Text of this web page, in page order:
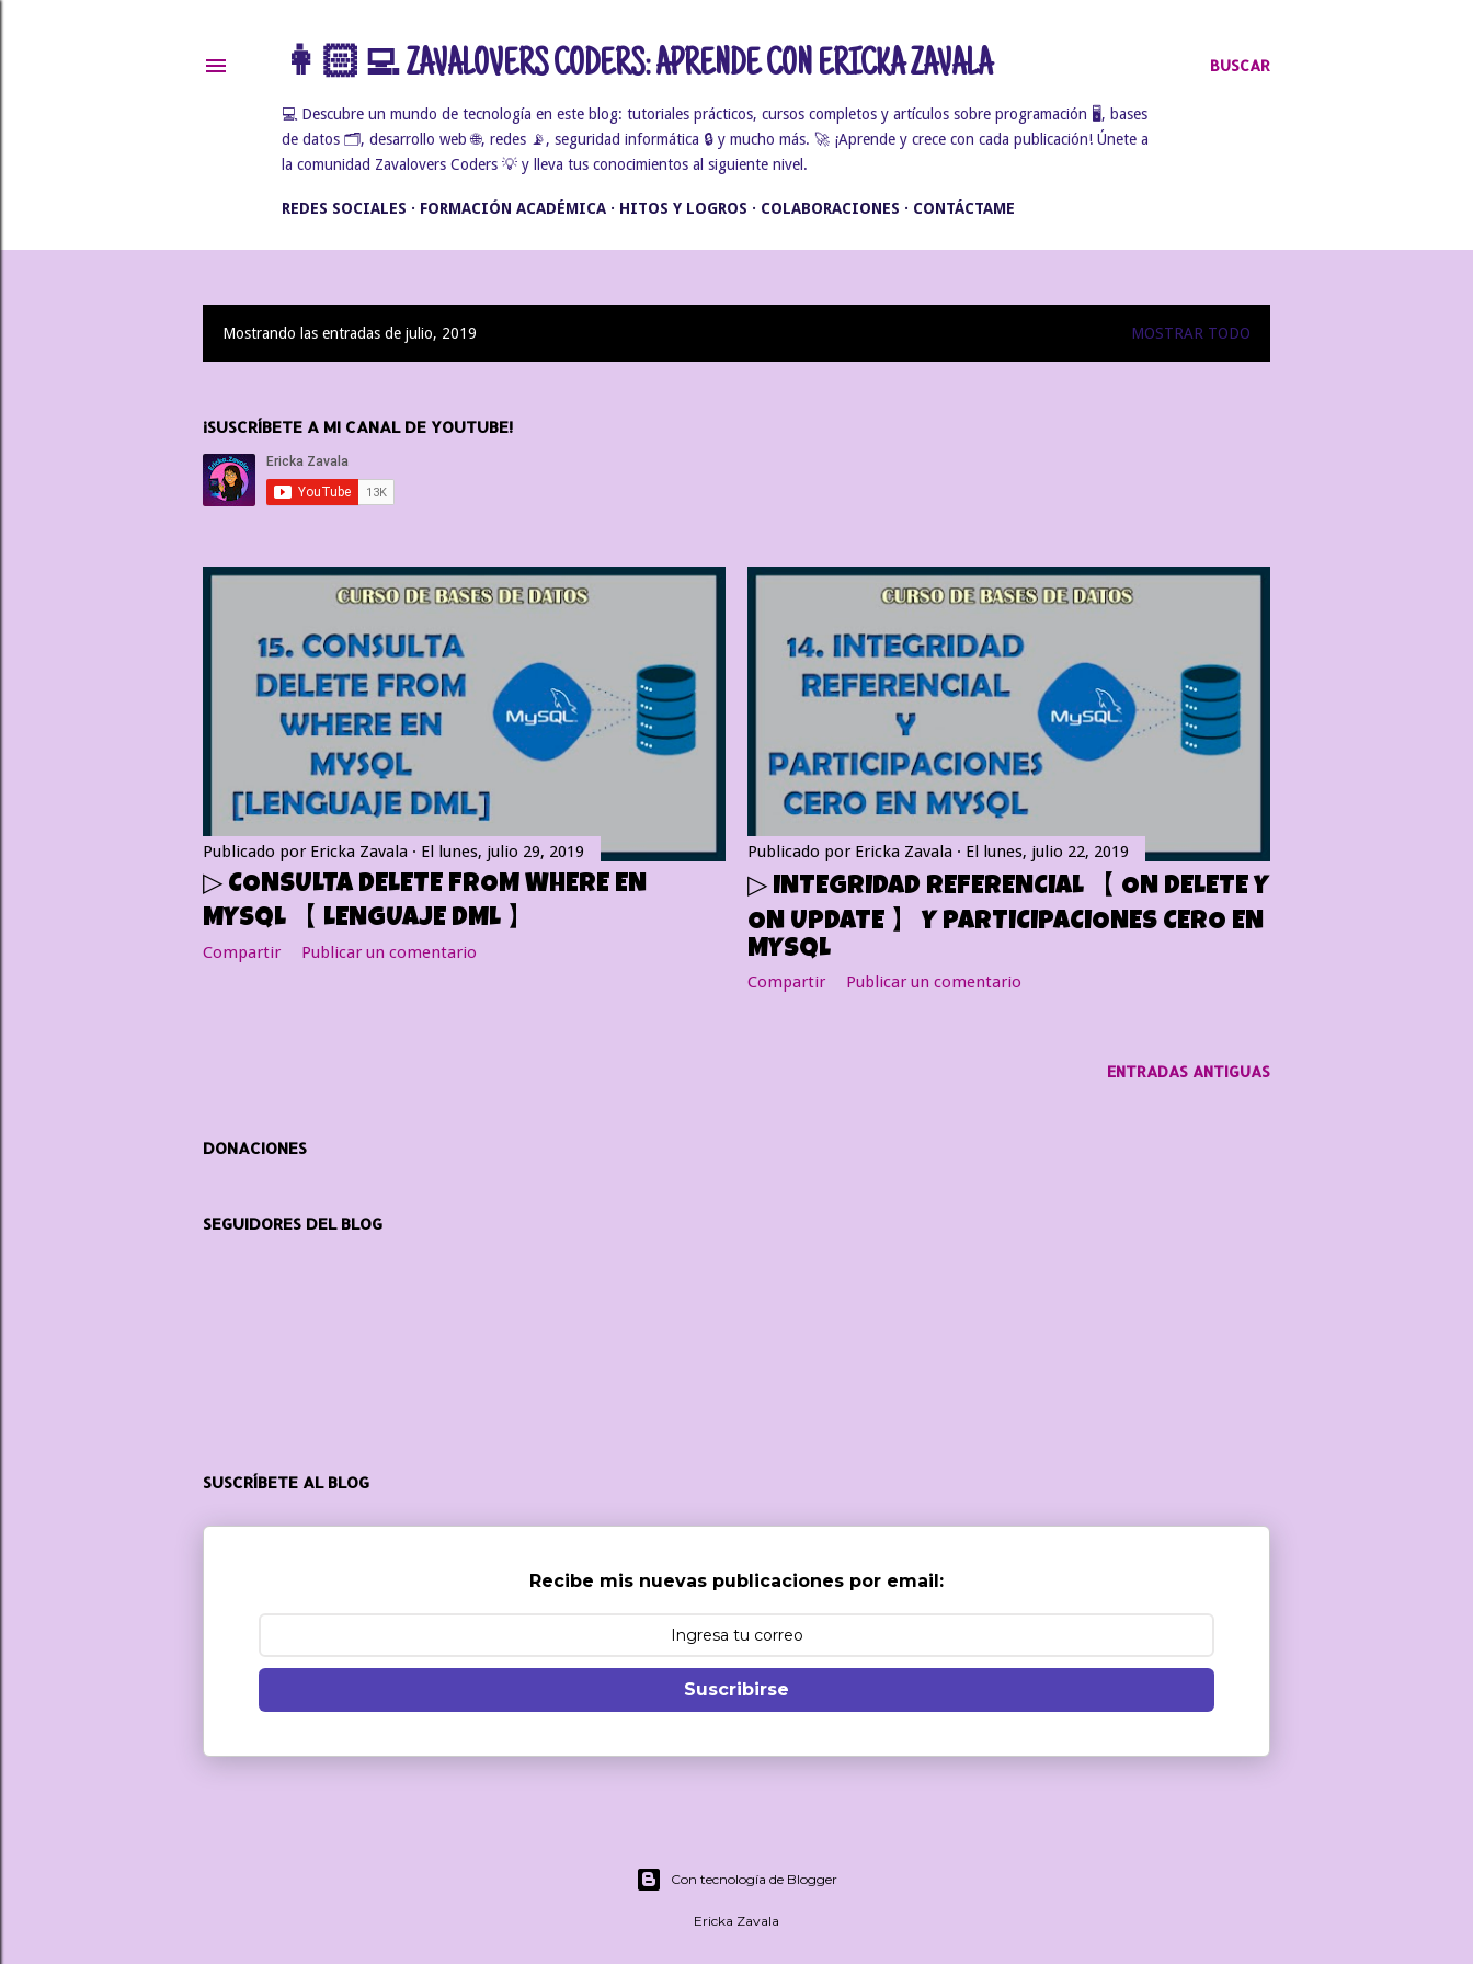
BUSCAR
👩🏻‍💻 ZAVALOVERS CODERS: APRENDE CON ERICKA ZAVALA
💻 Descubre un mundo de tecnología en este blog: tutoriales prácticos, cursos completos y artículos sobre programación 🖥️, bases
de datos 🗂️, desarrollo web 🌐, redes 📡, seguridad informática 🔒 y mucho más. 🚀 ¡Aprende y crece con cada publicación! Únete a
la comunidad Zavalovers Coders 💡 y lleva tus conocimientos al siguiente nivel.
REDES SOCIALES FORMACIÓN ACADÉMICA HITOS Y LOGROS COLABORACIONES CONTÁCTAME
E
t
r
d
Mostrando las entradas de julio, 2019 MOSTRAR TODO
¡SUSCRÍBETE A MI CANAL DE YOUTUBE!
Publicado por Ericka Zavala El lunes, julio 29, 2019
▷ CONSULTA DELETE FROM WHERE EN
MYSQL 【 LENGUAJE DML 】
Compartir Publicar un comentario
Publicado por Ericka Zavala El lunes, julio 22, 2019
▷ INTEGRIDAD REFERENCIAL 【 ON DELETE Y
ON UPDATE 】 Y PARTICIPACIONES CERO EN
MYSQL
Compartir Publicar un comentario
ENTRADAS ANTIGUAS
DONACIONES
SEGUIDORES DEL BLOG
SUSCRÍBETE AL BLOG
Recibe mis nuevas publicaciones por email:
Suscribirse
Con tecnología de Blogger
Ericka Zavala